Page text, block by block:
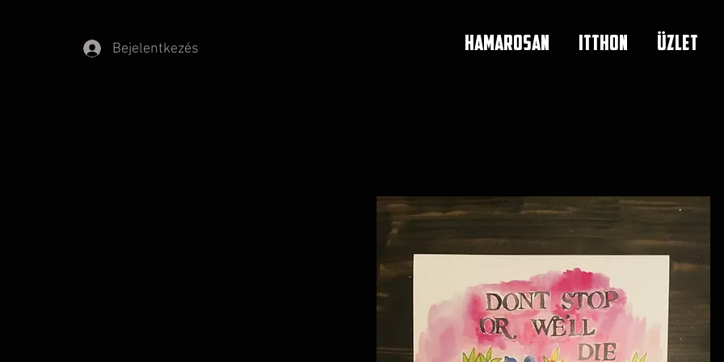
Bejelentkezés HAMAROSAN ITTHON ÜZLET